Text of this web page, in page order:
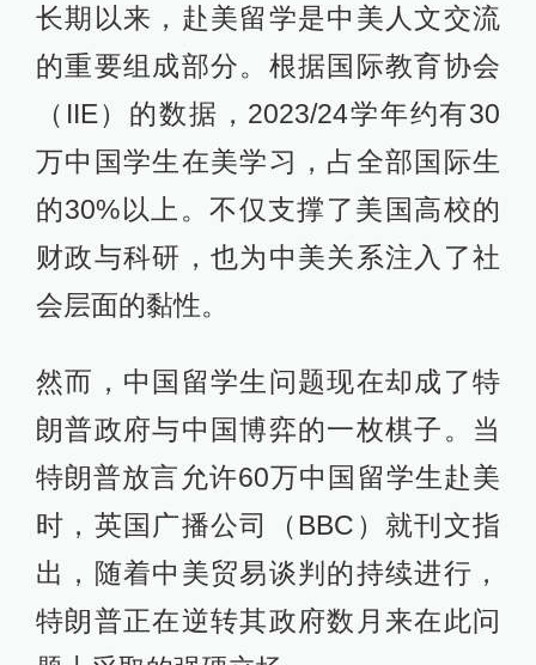
长期以来，赴美留学是中美人文交流
的重要组成部分。根据国际教育协会
（IIE）的数据，2023/24学年约有30
万中国学生在美学习，占全部国际生
的30%以上。不仅支撑了美国高校的
财政与科研，也为中美关系注入了社
会层面的黏性。
然而，中国留学生问题现在却成了特
朗普政府与中国博弈的一枚棋子。当
特朗普放言允许60万中国留学生赴美
时，英国广播公司（BBC）就刊文指
出，随着中美贸易谈判的持续进行，
特朗普正在逆转其政府数月来在此问